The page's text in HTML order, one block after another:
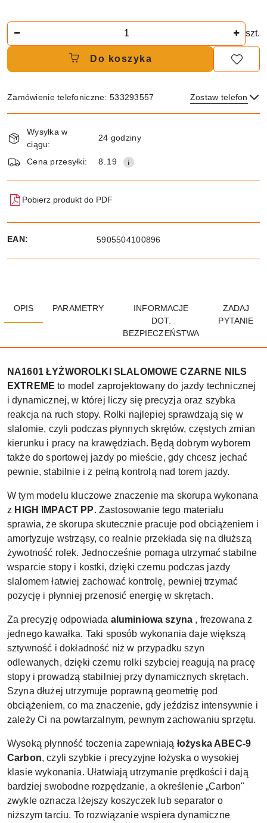
szt.
Do koszyka
Zamówienie telefoniczne: 533293557 Zostaw telefon
i
dostawa
Wysyłka w
ciągu:
24 godziny
Cena przesyłki: 8.19
Pobierz produkt do PDF
EAN: 5905504100896
OPIS PARAMETRY
INFORMACJE
DOT.
BEZPIECZEŃSTWA
ZADAJ
PYTANIE
NA1601 ŁYŻWOROLKI SLALOMOWE CZARNE NILS
EXTREME to model zaprojektowany do jazdy technicznej
i dynamicznej, w której liczy się precyzja oraz szybka
reakcja na ruch stopy. Rolki najlepiej sprawdzają się w
slalomie, czyli podczas płynnych skrętów, częstych zmian
kierunku i pracy na krawędziach. Będą dobrym wyborem
także do sportowej jazdy po mieście, gdy chcesz jechać
pewnie, stabilnie i z pełną kontrolą nad torem jazdy.
W tym modelu kluczowe znaczenie ma skorupa wykonana
z HIGH IMPACT PP. Zastosowanie tego materiału
sprawia, że skorupa skutecznie pracuje pod obciążeniem i
amortyzuje wstrząsy, co realnie przekłada się na dłuższą
żywotność rolek. Jednocześnie pomaga utrzymać stabilne
wsparcie stopy i kostki, dzięki czemu podczas jazdy
slalomem łatwiej zachować kontrolę, pewniej trzymać
pozycję i płynniej przenosić energię w skrętach.
Za precyzję odpowiada aluminiowa szyna , frezowana z
jednego kawałka. Taki sposób wykonania daje większą
sztywność i dokładność niż w przypadku szyn
odlewanych, dzięki czemu rolki szybciej reagują na pracę
stopy i prowadzą stabilniej przy dynamicznych skrętach.
Szyna dłużej utrzymuje poprawną geometrię pod
obciążeniem, co ma znaczenie, gdy jeździsz intensywnie i
zależy Ci na powtarzalnym, pewnym zachowaniu sprzętu.
Wysoką płynność toczenia zapewniają łożyska ABEC-9
Carbon, czyli szybkie i precyzyjne łożyska o wysokiej
klasie wykonania. Ułatwiają utrzymanie prędkości i dają
bardziej swobodne rozpędzanie, a określenie „Carbon"
zwykle oznacza lżejszy koszyczek lub separator o
niższym tarciu. To rozwiązanie wspiera dynamiczne